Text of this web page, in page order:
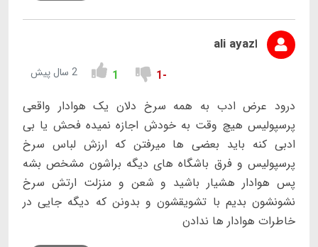
اali ayaz
-1
1 2 سال پیش
درود عرض ادب به همه سرخ دلان یک هوادار واقعی
پرسپولیس هیچ وقت به خودش اجازه نمیده فحش یا بی
ادبی کنه باید بعضی ها میرفتن که ارزش لباس سرخ
پرسپولیس و فرق باشگاه های دیگه براشون مشخص بشه
پس هوادار هشیار باشید و شعن و منزلت ارتش سرخ
نشونشون بدیم با تشویقشون و بدونن که دیگه جایی در
خاطرات هوادار ها ندادن